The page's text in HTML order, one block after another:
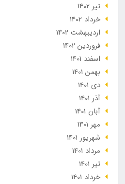
تير 1402
خرداد 1402
ارديبهشت 1402
فروردین 1402
اسفند 1401
بهمن 1401
دی 1401
آذر 1401
آبان 1401
مهر 1401
شهریور 1401
مرداد 1401
تير 1401
خرداد 1401